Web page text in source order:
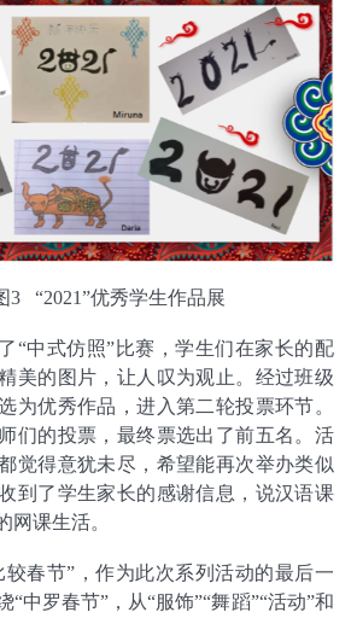
3 “2021”优秀学生作品展
“中式仿照”比赛，学生们在家长的配
美的图片，让人叹为观止。经过班级
为优秀作品，进入第二轮投票环节。
们的投票，最终票选出了前五名。活
觉得意犹未尽，希望能再次举办类似
到了学生家长的感谢信息，说汉语课
网课生活。
较春节”，作为此次系列活动的最后一
“中罗春节”，从“服饰”“舞蹈”“活动”和